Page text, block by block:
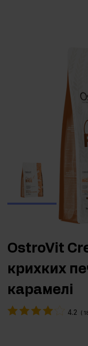
OstroVit
крихких
карамелі
4.2 (